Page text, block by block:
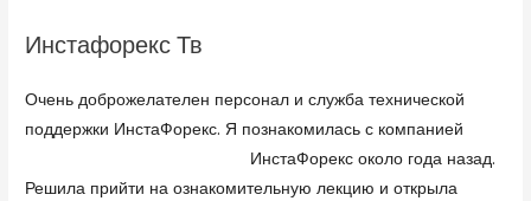
Инстафорекс Тв
Очень доброжелателен персонал и служба технической
поддержки ИнстаФорекс. Я познакомилась с компанией
ИнстаФорекс около года назад.
Решила прийти на ознакомительную лекцию и открыла